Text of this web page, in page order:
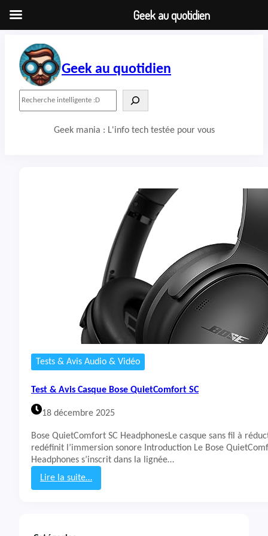
contenu
Geek au quotidien
Geek mania : L'info tech testée pour vous
Tests & Avis Audio & Vidéo
Test & Avis Casque Bose QuietComfort SC
18 décembre 2025
Bose QuietComfort SC HeadphonesLe casque sans fil à
redéfinit l’immersion sonore Introduction Le Bose
Headphones s’inscrit dans la lignée…
Lire la suite…
:
Geek au quotidien